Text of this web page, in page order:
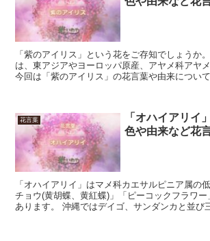
「紫のアイリス」という花をご存知でしょうか
は、東アジアやヨーロッパ原産、アヤメ科アヤ
今回は「紫のアイリス」の花言葉や由来につい
花言葉
「オハイアリイ
色や由来など花
「オハイアリイ」はマメ科カエサルピニア属の
チョウ(黄胡蝶、黄紅蝶)」「ピーコックフラワー
あります。 沖縄ではデイゴ、サンダンカと並び